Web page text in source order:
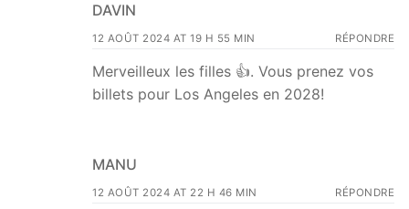
DAVIN
12 AOÛT 2024 AT 19 H 55 MIN RÉPONDRE
Merveilleux les filles 👍. Vous prenez vos
billets pour Los Angeles en 2028!
MANU
12 AOÛT 2024 AT 22 H 46 MIN RÉPONDRE